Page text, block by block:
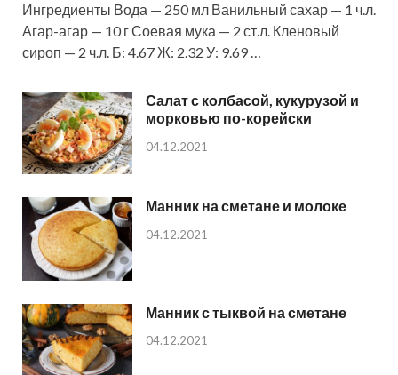
Ингредиенты Вода — 250 мл Ванильный сахар — 1 ч.л.
Агар-агар — 10 г Соевая мука — 2 ст.л. Кленовый
сироп — 2 ч.л. Б: 4.67 Ж: 2.32 У: 9.69 …
Салат с колбасой, кукурузой и
морковью по-корейски
04.12.2021
Манник на сметане и молоке
04.12.2021
Манник с тыквой на сметане
04.12.2021